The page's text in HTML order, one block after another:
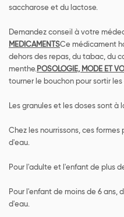
saccharose et du lactose.
Demandez conseil à votre
MEDICAMENTSCe médicament
dehors des repas, du tabac, du
menthe.POSOLOGIE, MODE ET
tourner le bouchon pour sortir
Les granules et les doses sont à
Chez les nourrissons, ces
d'eau.
Pour l'adulte et l'enfant de plus
Pour l'enfant de moins de 6 ans,
d'eau.